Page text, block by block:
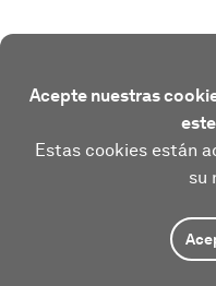
Acepte nuestras
Estas cookies están
su